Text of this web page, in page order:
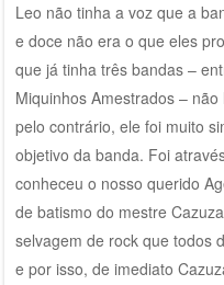
Leo não tinha a voz que a
e doce não era o que eles
que já tinha três bandas –
Miquinhos Amestrados – não
pelo contrário, ele foi muito
objetivo da banda. Foi
conheceu o nosso querido
de batismo do mestre
selvagem de rock que todos
e por isso, de imediato